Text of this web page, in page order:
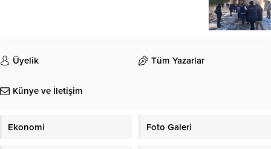
Üyelik Tüm Yazarlar
Künye ve İletişim
Ekonomi Foto Galeri